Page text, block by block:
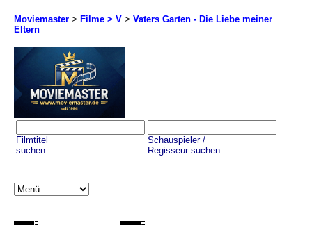
Moviemaster > Filme > V > Vaters Garten - Die Liebe meiner
Eltern
Filmtitel
suchen
Schauspieler /
Regisseur suchen